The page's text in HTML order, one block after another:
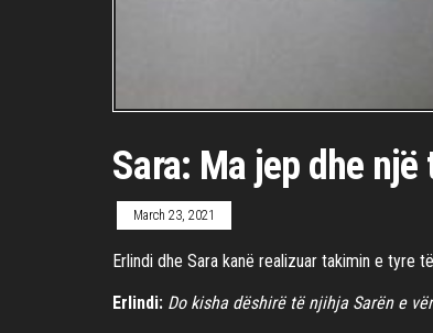
Sara: Ma jep dhe
March 23, 2021
Erlindi dhe Sara kanë realizuar takimin e tyre
Erlindi: Do kisha dëshirë të njihja Sarën e